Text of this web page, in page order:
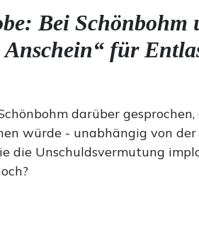
Bei Schönbohm
für
darüber gesprochen,
würde - unabhängig von der
die Unschuldsvermutung